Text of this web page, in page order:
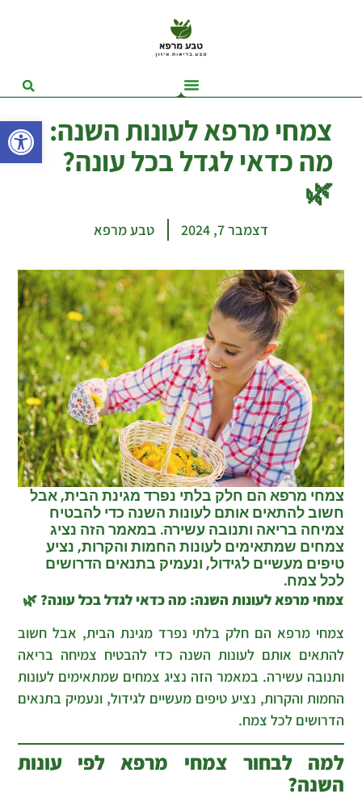
פתח צמחי מרפא לעונות השנה:
מה כדאי לגדל בכל עונה?
🌿
דצמבר 7, 2024 טבע מרפא
צמחי מרפא הם חלק בלתי נפרד מגינת הבית, אבל
חשוב להתאים אותם לעונות השנה כדי להבטיח
צמיחה בריאה ותנובה עשירה. במאמר הזה נציג
צמחים שמתאימים לעונות החמות והקרות, נציע
טיפים מעשיים לגידול, ונעמיק בתנאים הדרושים
לכל צמח.
צמחי מרפא לעונות השנה: מה כדאי לגדל בכל עונה? 🌿
צמחי מרפא הם חלק בלתי נפרד מגינת הבית, אבל חשוב
להתאים אותם לעונות השנה כדי להבטיח צמיחה בריאה
ותנובה עשירה. במאמר הזה נציג צמחים שמתאימים לעונות
החמות והקרות, נציע טיפים מעשיים לגידול, ונעמיק בתנאים
הדרושים לכל צמח.
למה לבחור צמחי מרפא לפי עונות
השנה?